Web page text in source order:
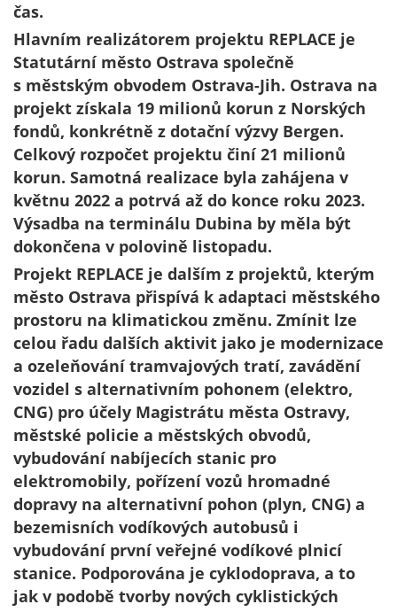
čas.
Hlavním realizátorem projektu REPLACE je
Statutární město Ostrava společně
s městským obvodem Ostrava-Jih. Ostrava na
projekt získala 19 milionů korun z Norských
fondů, konkrétně z dotační výzvy Bergen.
Celkový rozpočet projektu činí 21 milionů
korun. Samotná realizace byla zahájena v
květnu 2022 a potrvá až do konce roku 2023.
Výsadba na terminálu Dubina by měla být
dokončena v polovině listopadu.
Projekt REPLACE je dalším z projektů, kterým
město Ostrava přispívá k adaptaci městského
prostoru na klimatickou změnu. Zmínit lze
celou řadu dalších aktivit jako je modernizace
a ozeleňování tramvajových tratí, zavádění
vozidel s alternativním pohonem (elektro,
CNG) pro účely Magistrátu města Ostravy,
městské policie a městských obvodů,
vybudování nabíjecích stanic pro
elektromobily, pořízení vozů hromadné
dopravy na alternativní pohon (plyn, CNG) a
bezemisních vodíkových autobusů i
vybudování první veřejné vodíkové plnicí
stanice. Podporována je cyklodoprava, a to
jak v podobě tvorby nových cyklistických